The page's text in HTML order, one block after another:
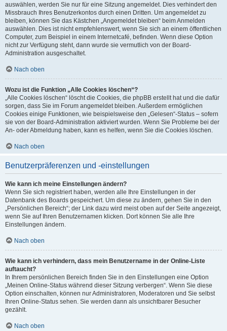
auswählen, werden Sie nur für eine Sitzung angemeldet. Dies verhindert den
Missbrauch Ihres Benutzerkontos durch einen Dritten. Um angemeldet zu
bleiben, können Sie das Kästchen „Angemeldet bleiben“ beim Anmelden
auswählen. Dies ist nicht empfehlenswert, wenn Sie sich an einem öffentlichen
Computer, zum Beispiel in einem Internetcafé, befinden. Wenn diese Option
nicht zur Verfügung steht, dann wurde sie vermutlich von der Board-
Administration ausgeschaltet.
Nach oben
Wozu ist die Funktion „Alle Cookies löschen“?
„Alle Cookies löschen“ löscht die Cookies, die phpBB erstellt hat und die dafür
sorgen, dass Sie im Forum angemeldet bleiben. Außerdem ermöglichen
Cookies einige Funktionen, wie beispielsweise den „Gelesen“-Status – sofern
sie von der Board-Administration aktiviert wurden. Wenn Sie Probleme bei der
An- oder Abmeldung haben, kann es helfen, wenn Sie die Cookies löschen.
Nach oben
Benutzerpräferenzen und -einstellungen
Wie kann ich meine Einstellungen ändern?
Wenn Sie sich registriert haben, werden alle Ihre Einstellungen in der
Datenbank des Boards gespeichert. Um diese zu ändern, gehen Sie in den
„Persönlichen Bereich“; der Link dazu wird meist oben auf der Seite angezeigt,
wenn Sie auf Ihren Benutzernamen klicken. Dort können Sie alle Ihre
Einstellungen ändern.
Nach oben
Wie kann ich verhindern, dass mein Benutzername in der Online-Liste
auftaucht?
In Ihrem persönlichen Bereich finden Sie in den Einstellungen eine Option
„Meinen Online-Status während dieser Sitzung verbergen“. Wenn Sie diese
Option einschalten, können nur Administratoren, Moderatoren und Sie selbst
Ihren Online-Status sehen. Sie werden dann als unsichtbarer Besucher
gezählt.
Nach oben